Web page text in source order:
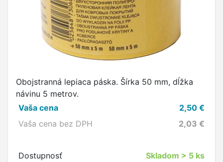
Obojstranná lepiaca páska. Šírka 50 mm, dĺžka
návinu 5 metrov.
Vaša cena
2,50 €
Vaša cena bez DPH
2,03 €
Dostupnosť Skladom > 5 ks